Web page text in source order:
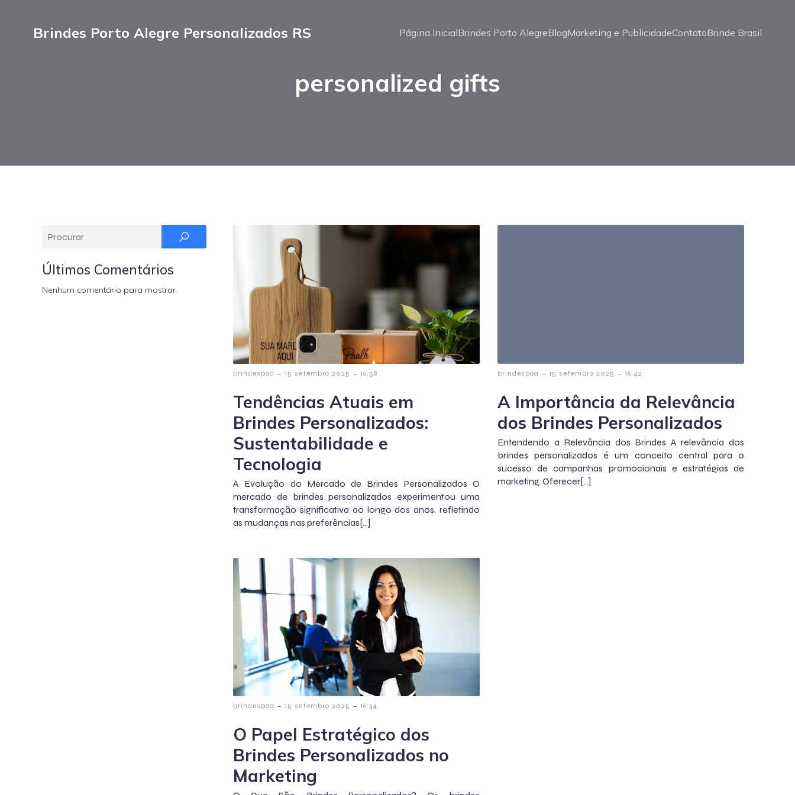
Brindes Porto Alegre Personalizados RS Página InicialBrindes Porto AlegreBlogMarketing e PublicidadeContatoBrinde Brasil
personalized gifts
Últimos Comentários
Nenhum comentário para mostrar.
brindespoa - 15 setembro 2025 - 16:58
Tendências Atuais em
Brindes Personalizados:
Sustentabilidade e
Tecnologia
A Evolução do Mercado de Brindes Personalizados O
mercado de brindes personalizados experimentou uma
transformação significativa ao longo dos anos, refletindo
as mudanças nas preferências[…]
brindespoa - 15 setembro 2025 - 16:42
A Importância da Relevância
dos Brindes Personalizados
Entendendo a Relevância dos Brindes A relevância dos
brindes personalizados é um conceito central para o
sucesso de campanhas promocionais e estratégias de
marketing. Oferecer[…]
brindespoa - 15 setembro 2025 - 16:34
O Papel Estratégico dos
Brindes Personalizados no
Marketing